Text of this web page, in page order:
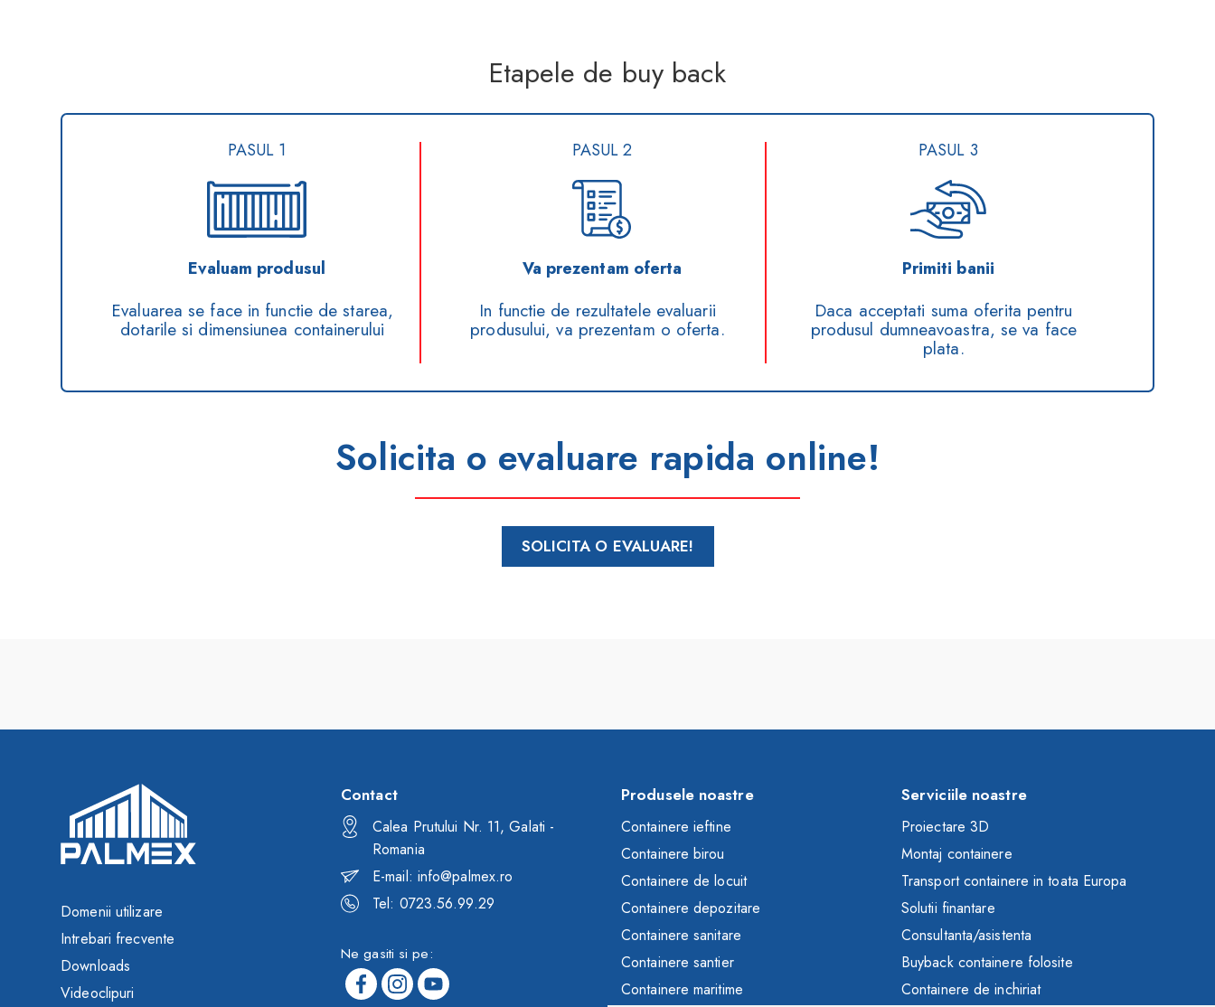
Etapele de buy back
PASUL 1
Evaluam produsul
Evaluarea se face in functie de starea,
dotarile si dimensiunea containerului
PASUL 2
Va prezentam oferta
In functie de rezultatele evaluarii
produsului, va prezentam o oferta.
PASUL 3
Primiti banii
Daca acceptati suma oferita pentru
produsul dumneavoastra, se va face
plata.
Solicita o evaluare rapida online!
SOLICITA O EVALUARE!
Domenii utilizare
Intrebari frecvente
Downloads
Videoclipuri
Contact
Calea Prutului Nr. 11, Galati -
Romania
E-mail: info@palmex.ro
Tel: 0723.56.99.29
Ne gasiti si pe:
Produsele noastre
Containere ieftine
Containere birou
Containere de locuit
Containere depozitare
Containere sanitare
Containere santier
Containere maritime
Serviciile noastre
Proiectare 3D
Montaj containere
Transport containere in toata Europa
Solutii finantare
Consultanta/asistenta
Buyback containere folosite
Containere de inchiriat